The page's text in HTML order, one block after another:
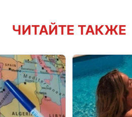
ЧИТАЙТЕ ТАКЖЕ